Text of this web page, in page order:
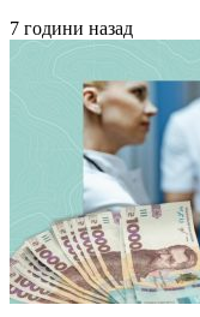
7 години назад